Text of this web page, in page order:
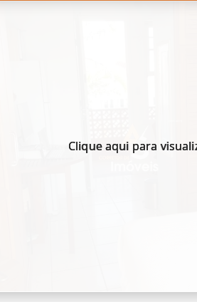
Clique aqui para